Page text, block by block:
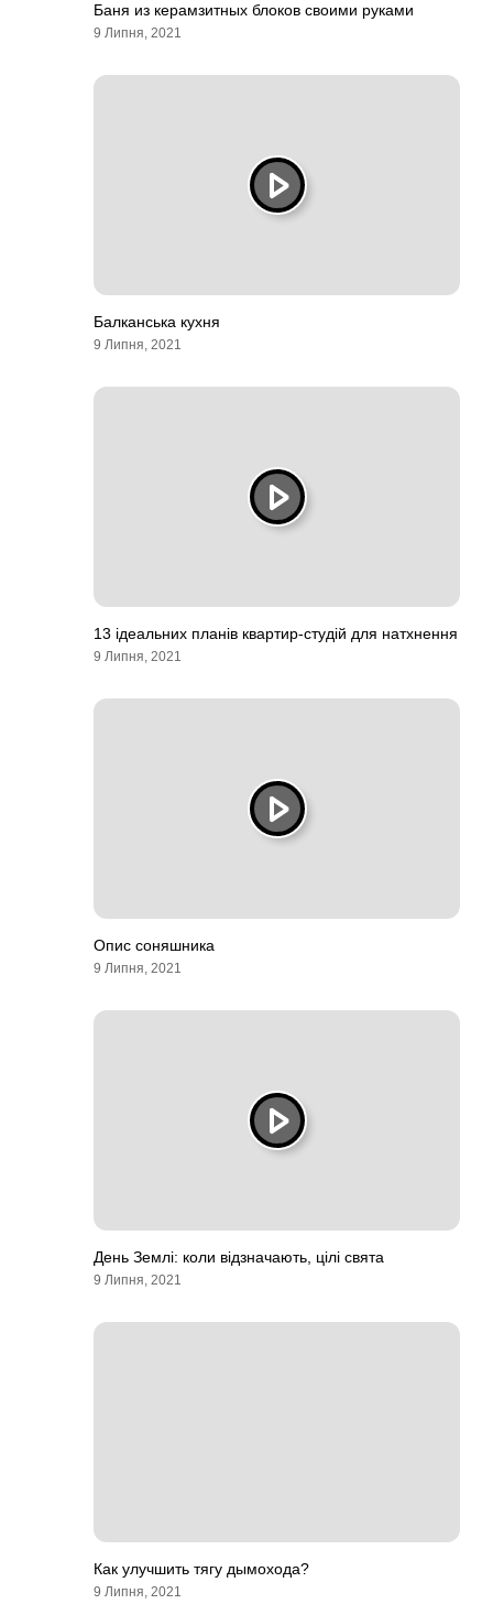
Баня из керамзитных блоков своими руками
9 Липня, 2021
Балканська кухня
9 Липня, 2021
13 ідеальних планів квартир-студій для натхнення
9 Липня, 2021
Опис соняшника
9 Липня, 2021
День Землі: коли відзначають, цілі свята
9 Липня, 2021
Как улучшить тягу дымохода?
9 Липня, 2021